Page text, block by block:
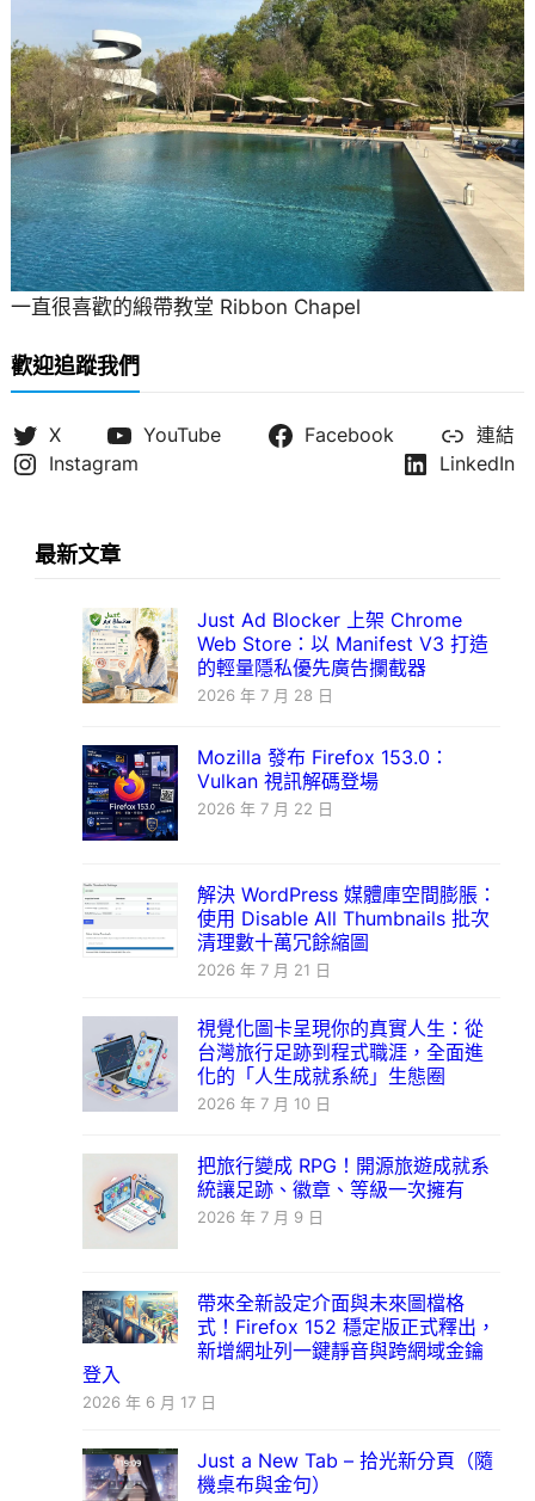
一直很喜歡的緞帶教堂 Ribbon Chapel
歡迎追蹤我們
X YouTube Facebook
連結
Instagram
LinkedIn
最新文章
Just Ad Blocker 上架 Chrome
Web Store：以 Manifest V3 打造
的輕量隱私優先廣告攔截器
2026 年 7 月 28 日
Mozilla 發布 Firefox 153.0：
Vulkan 視訊解碼登場
2026 年 7 月 22 日
解決 WordPress 媒體庫空間膨脹：
使用 Disable All Thumbnails 批次
清理數十萬冗餘縮圖
2026 年 7 月 21 日
視覺化圖卡呈現你的真實人生：從
台灣旅行足跡到程式職涯，全面進
化的「人生成就系統」生態圈
2026 年 7 月 10 日
把旅行變成 RPG！開源旅遊成就系
統讓足跡、徽章、等級一次擁有
2026 年 7 月 9 日
帶來全新設定介面與未來圖檔格
式！Firefox 152 穩定版正式釋出，
新增網址列一鍵靜音與跨網域金鑰
登入
2026 年 6 月 17 日
Just a New Tab – 拾光新分頁（隨
機桌布與金句）